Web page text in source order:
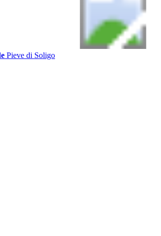
Pieve di Soligo